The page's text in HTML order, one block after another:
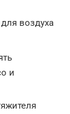
воздуха
и